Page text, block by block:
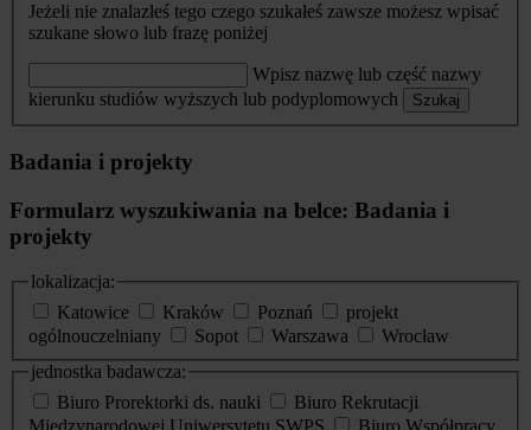
Jeżeli nie znalazłeś tego czego szukałeś zawsze możesz wpisać
szukane słowo lub frazę poniżej
Wpisz nazwę lub część nazwy
kierunku studiów wyższych lub podyplomowych
Szukaj
Badania i projekty
Formularz wyszukiwania na belce: Badania i
projekty
lokalizacja:
Katowice
Kraków Poznań
projekt
ogólnouczelniany
Sopot Warszawa
Wrocław
jednostka badawcza:
Biuro Prorektorki ds. nauki
Biuro Rekrutacji
Międzynarodowej Uniwersytetu SWPS
Biuro Współpracy